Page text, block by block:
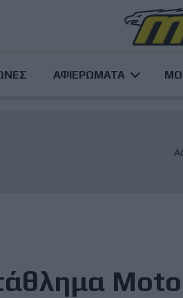
ΑΦΙΕΡΩΜΑΤΑ